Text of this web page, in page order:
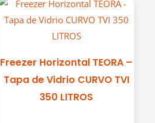
Freezer Horizontal TEORA –
Tapa de Vidrio CURVO TVI
350 LITROS